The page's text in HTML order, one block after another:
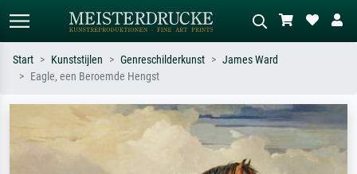
Zoek op kunstenaar, titel of stijl – bijv.
Monet, Sterrennacht, impressionisme,
Beschrijf de scène – bijv. groene
weide, abstract met veel rood, donker
olieverfschilderij, staand naakt naast
een boom.
Start Kunststijlen Genreschilderkunst
James Ward
Eagle, een Beroemde Hengst